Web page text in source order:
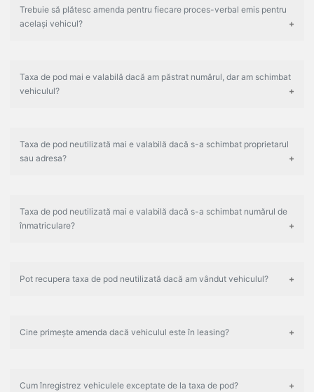
Trebuie să plătesc amenda pentru fiecare proces-verbal emis pentru
același vehicul?
Taxa de pod mai e valabilă dacă am păstrat numărul, dar am schimbat
vehiculul?
Taxa de pod neutilizată mai e valabilă dacă s-a schimbat proprietarul
sau adresa?
Taxa de pod neutilizată mai e valabilă dacă s-a schimbat numărul de
înmatriculare?
Pot recupera taxa de pod neutilizată dacă am vândut vehiculul?
Cine primește amenda dacă vehiculul este în leasing?
Cum înregistrez vehiculele exceptate de la taxa de pod?